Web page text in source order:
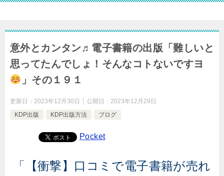
意外とカンタン♬電子書籍の出版「難しいと
思ってたんでしょ！そんなコトないですヨ
」その１９１
更新日： 2023年12月30日 公開日： 2023年12月29日
KDP出版
KDP出版方法 ブログ
Pocket
「【衝撃】口コミで電子書籍が売れ